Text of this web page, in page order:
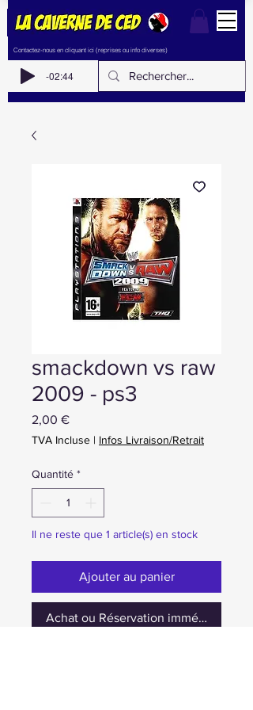
Contactez-nous en cliquant ici (reprises ou info diverses)
-02:44
smackdown vs raw
2009 - ps3
2,00 €Prix
TVA Incluse | Infos Livraison/Retrait
Quantité *
Il ne reste que 1 article(s) en stock
Ajouter au panier
Achat ou Réservation immédiate